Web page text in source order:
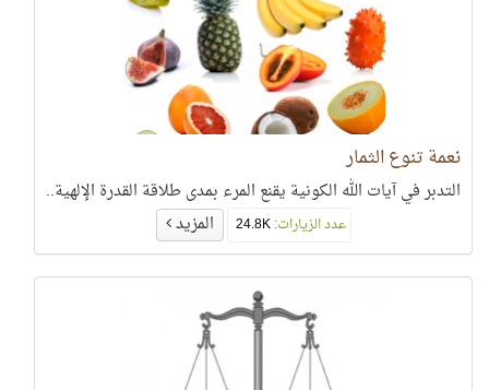
نعمة تنوع الثمار
التدبر في آيات الله الكونية يقنع المرء بمدى طلاقة القدرة الإلهية..
عدد الزيارات:24.8K المزيد